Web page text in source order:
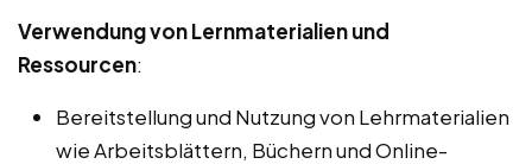
Verwendung von Lernmaterialien und
Ressourcen:
Bereitstellung und Nutzung von Lehrmaterialien
wie Arbeitsblättern, Büchern und Online-